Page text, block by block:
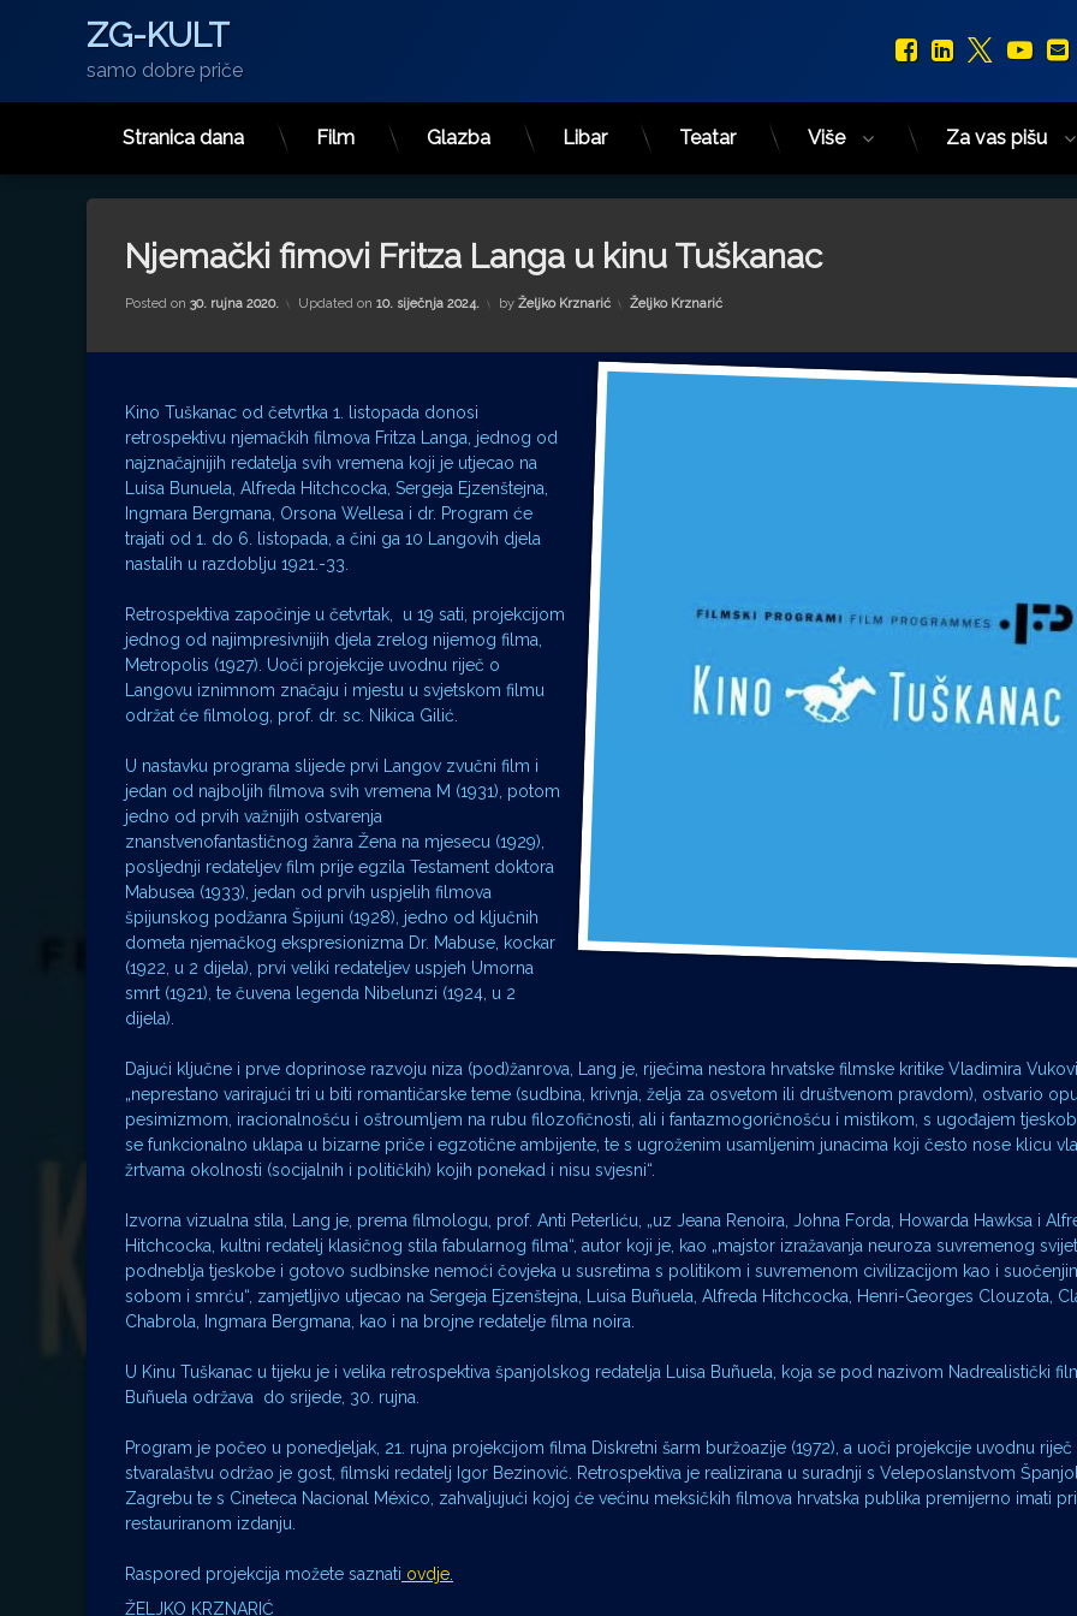
Preskoči
ZG-KULT
samo dobre priče
Facebook
LinkedIn
X.com
Stranica dana Film Glazba Libar Teatar Više Za vas pišu
Njemački fimovi Fritza Langa u kinu Tuškanac
Posted on 30. rujna 2020. Updated on 10. siječnja 2024. by Željko Krznarić Kategorije:
Željko Krznarić
Kino Tuškanac od četvrtka 1. listopada donosi
retrospektivu njemačkih filmova Fritza Langa, jednog od
najznačajnijih redatelja svih vremena koji je utjecao na
Luisa Bunuela, Alfreda Hitchcocka, Sergeja Ejzenštejna,
Ingmara Bergmana, Orsona Wellesa i dr. Program će
trajati od 1. do 6. listopada, a čini ga 10 Langovih djela
nastalih u razdoblju 1921.-33.
Retrospektiva započinje u četvrtak, u 19 sati, projekcijom
jednog od najimpresivnijih djela zrelog nijemog filma,
Metropolis (1927). Uoči projekcije uvodnu riječ o
Langovu iznimnom značaju i mjestu u svjetskom filmu
održat će filmolog, prof. dr. sc. Nikica Gilić.
U nastavku programa slijede prvi Langov zvučni film i
jedan od najboljih filmova svih vremena M (1931), potom
jedno od prvih važnijih ostvarenja
znanstvenofantastičnog žanra Žena na mjesecu (1929),
posljednji redateljev film prije egzila Testament doktora
Mabusea (1933), jedan od prvih uspjelih filmova
špijunskog podžanra Špijuni (1928), jedno od ključnih
dometa njemačkog ekspresionizma Dr. Mabuse, kockar
(1922, u 2 dijela), prvi veliki redateljev uspjeh Umorna
smrt (1921), te čuvena legenda Nibelunzi (1924, u 2
dijela).
Dajući ključne i prve doprinose razvoju niza (pod)žanrova, Lang je, riječima nestora hrvatske filmske kritike Vladimira
„neprestano varirajući tri u biti romantičarske teme (sudbina, krivnja, želja za osvetom ili društvenom pravdom), ostvario
pesimizmom, iracionalnošću i oštroumljem na rubu filozofičnosti, ali i fantazmogoričnošću i mistikom, s ugođajem
se funkcionalno uklapa u bizarne priče i egzotične ambijente, te s ugroženim usamljenim junacima koji često nose klicu
žrtvama okolnosti (socijalnih i političkih) kojih ponekad i nisu svjesni“.
Izvorna vizualna stila, Lang je, prema filmologu, prof. Anti Peterliću, „uz Jeana Renoira, Johna Forda, Howarda Hawksa i
Hitchcocka, kultni redatelj klasičnog stila fabularnog filma“, autor koji je, kao „majstor izražavanja neuroza suvremenog
podneblja tjeskobe i gotovo sudbinske nemoći čovjeka u susretima s politikom i suvremenom civilizacijom kao i
sobom i smrću“, zamjetljivo utjecao na Sergeja Ejzenštejna, Luisa Buñuela, Alfreda Hitchcocka, Henri-Georges Clouzota,
Chabrola, Ingmara Bergmana, kao i na brojne redatelje filma noira.
U Kinu Tuškanac u tijeku je i velika retrospektiva španjolskog redatelja Luisa Buñuela, koja se pod nazivom Nadrealistički
Buñuela održava do srijede, 30. rujna.
Program je počeo u ponedjeljak, 21. rujna projekcijom filma Diskretni šarm buržoazije (1972), a uoči projekcije uvodnu
stvaralaštvu održao je gost, filmski redatelj Igor Bezinović. Retrospektiva je realizirana u suradnji s Veleposlanstvom
Zagrebu te s Cineteca Nacional México, zahvaljujući kojoj će većinu meksičkih filmova hrvatska publika premijerno imati
restauriranom izdanju.
Raspored projekcija možete saznati ovdje.
ŽELJKO KRZNARIĆ